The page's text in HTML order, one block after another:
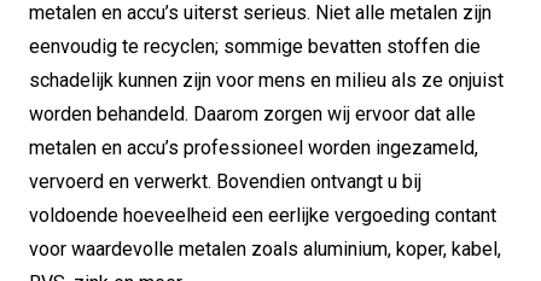
metalen en accu’s uiterst serieus. Niet alle metalen zijn
eenvoudig te recyclen; sommige bevatten stoffen die
schadelijk kunnen zijn voor mens en milieu als ze onjuist
worden behandeld. Daarom zorgen wij ervoor dat alle
metalen en accu’s professioneel worden ingezameld,
vervoerd en verwerkt. Bovendien ontvangt u bij
voldoende hoeveelheid een eerlijke vergoeding contant
voor waardevolle metalen zoals aluminium, koper, kabel,